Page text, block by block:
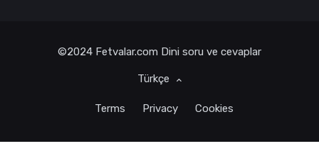
©2024 Fetvalar.com Dini soru ve cevaplar
Türkçe
Terms Privacy Cookies